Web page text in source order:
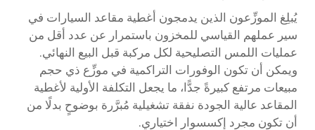
يُبلِغ الموزِّعون الذين يدمجون أغطية مقاعد السيارات في
سير عملهم القياسي للمخزون باستمرار عن عدد أقل من
عمليات اللمس التصليحية لكل مركبة قبل البيع النهائي.
ويمكن أن تكون الوفورات التراكمية في موزِّع ذي حجم
مبيعات مرتفع كبيرةً جدًّا، ما يجعل التكلفة الأولية لأغطية
المقاعد عالية الجودة نفقة تشغيلية مُبرَّرة بوضوحٍ بدلًا من
أن تكون مجرد إكسسوار اختياري.